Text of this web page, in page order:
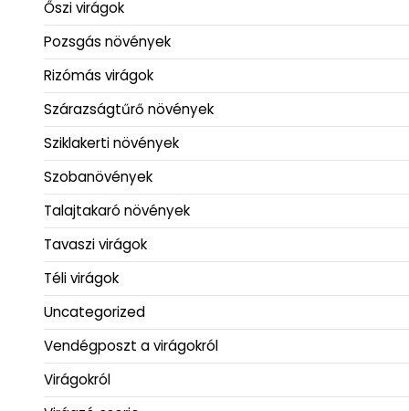
Őszi virágok
Pozsgás növények
Rizómás virágok
Szárazságtűrő növények
Sziklakerti növények
Szobanövények
Talajtakaró növények
Tavaszi virágok
Téli virágok
Uncategorized
Vendégposzt a virágokról
Virágokról